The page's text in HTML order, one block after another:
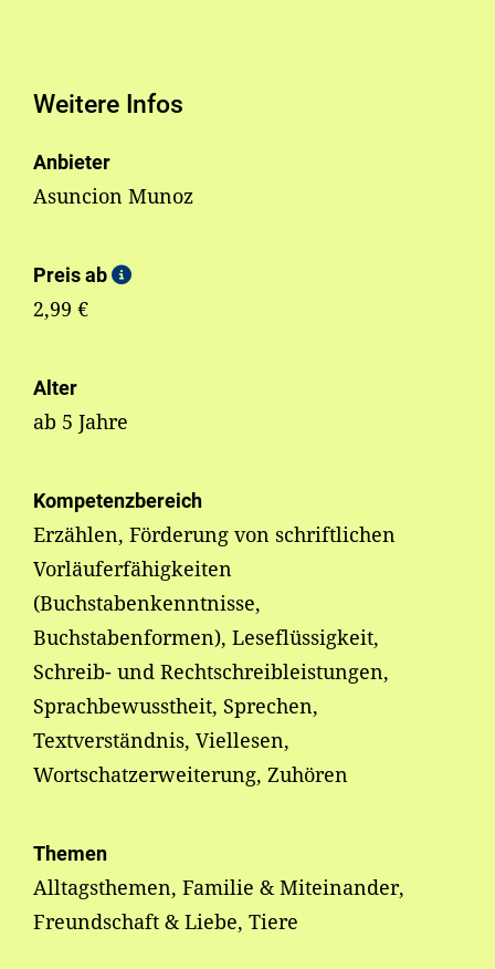
Weitere Infos
Anbieter
Asuncion Munoz
Preis ab
2,99 €
Alter
ab 5 Jahre
Kompetenzbereich
Erzählen, Förderung von schriftlichen
Vorläuferfähigkeiten
(Buchstabenkenntnisse,
Buchstabenformen), Leseflüssigkeit,
Schreib- und Rechtschreibleistungen,
Sprachbewusstheit, Sprechen,
Textverständnis, Viellesen,
Wortschatzerweiterung, Zuhören
Themen
Alltagsthemen, Familie & Miteinander,
Freundschaft & Liebe, Tiere